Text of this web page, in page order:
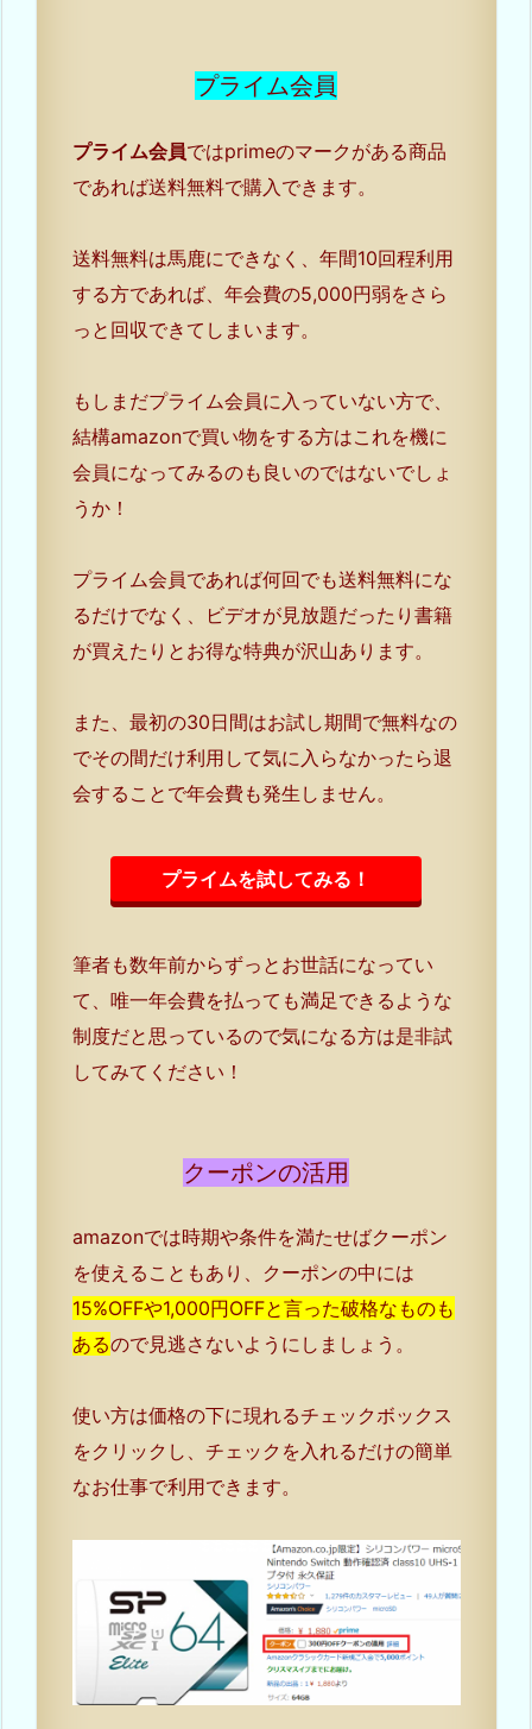
プライム会員
プライム会員ではprimeのマークがある商品
であれば送料無料で購入できます。
送料無料は馬鹿にできなく、年間10回程利用
する方であれば、年会費の5,000円弱をさら
っと回収できてしまいます。
もしまだプライム会員に入っていない方で、
結構amazonで買い物をする方はこれを機に
会員になってみるのも良いのではないでしょ
うか！
プライム会員であれば何回でも送料無料にな
るだけでなく、ビデオが見放題だったり書籍
が買えたりとお得な特典が沢山あります。
また、最初の30日間はお試し期間で無料なの
でその間だけ利用して気に入らなかったら退
会することで年会費も発生しません。
プライムを試してみる！
筆者も数年前からずっとお世話になってい
て、唯一年会費を払っても満足できるような
制度だと思っているので気になる方は是非試
してみてください！
クーポンの活用
amazonでは時期や条件を満たせばクーポン
を使えることもあり、クーポンの中には
15%OFFや1,000円OFFと言った破格なものも
あるので見逃さないようにしましょう。
使い方は価格の下に現れるチェックボックス
をクリックし、チェックを入れるだけの簡単
なお仕事で利用できます。